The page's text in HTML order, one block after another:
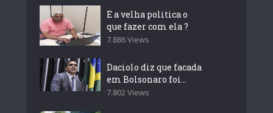
E a velha politica o
que fazer com ela ?
7.886 Views
Daciolo diz que facada
em Bolsonaro foi...
7.802 Views